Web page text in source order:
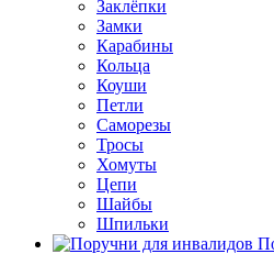
Заклёпки
Замки
Карабины
Кольца
Коуши
Петли
Саморезы
Тросы
Хомуты
Цепи
Шайбы
Шпильки